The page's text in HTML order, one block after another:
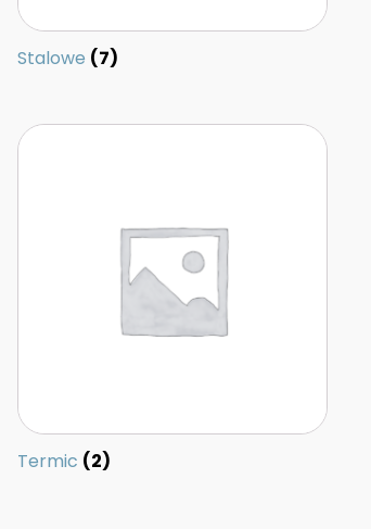
Stalowe (7)
Termic (2)